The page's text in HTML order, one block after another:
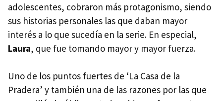
adolescentes, cobraron más protagonismo, siendo
sus historias personales las que daban mayor
interés a lo que sucedía en la serie. En especial,
Laura, que fue tomando mayor y mayor fuerza.
Uno de los puntos fuertes de ‘La Casa de la
Pradera’ y también una de las razones por las que